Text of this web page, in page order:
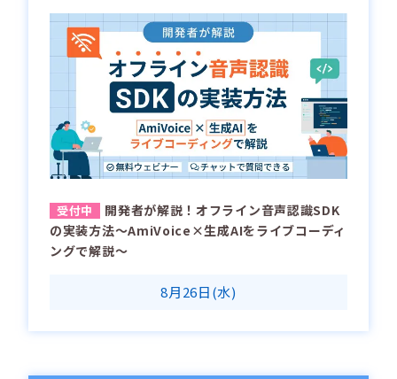
開発者が解説！オフライン音声認識SDK
の実装方法～AmiVoice×生成AIをライブコーディ
ングで解説～
8月26日(水)